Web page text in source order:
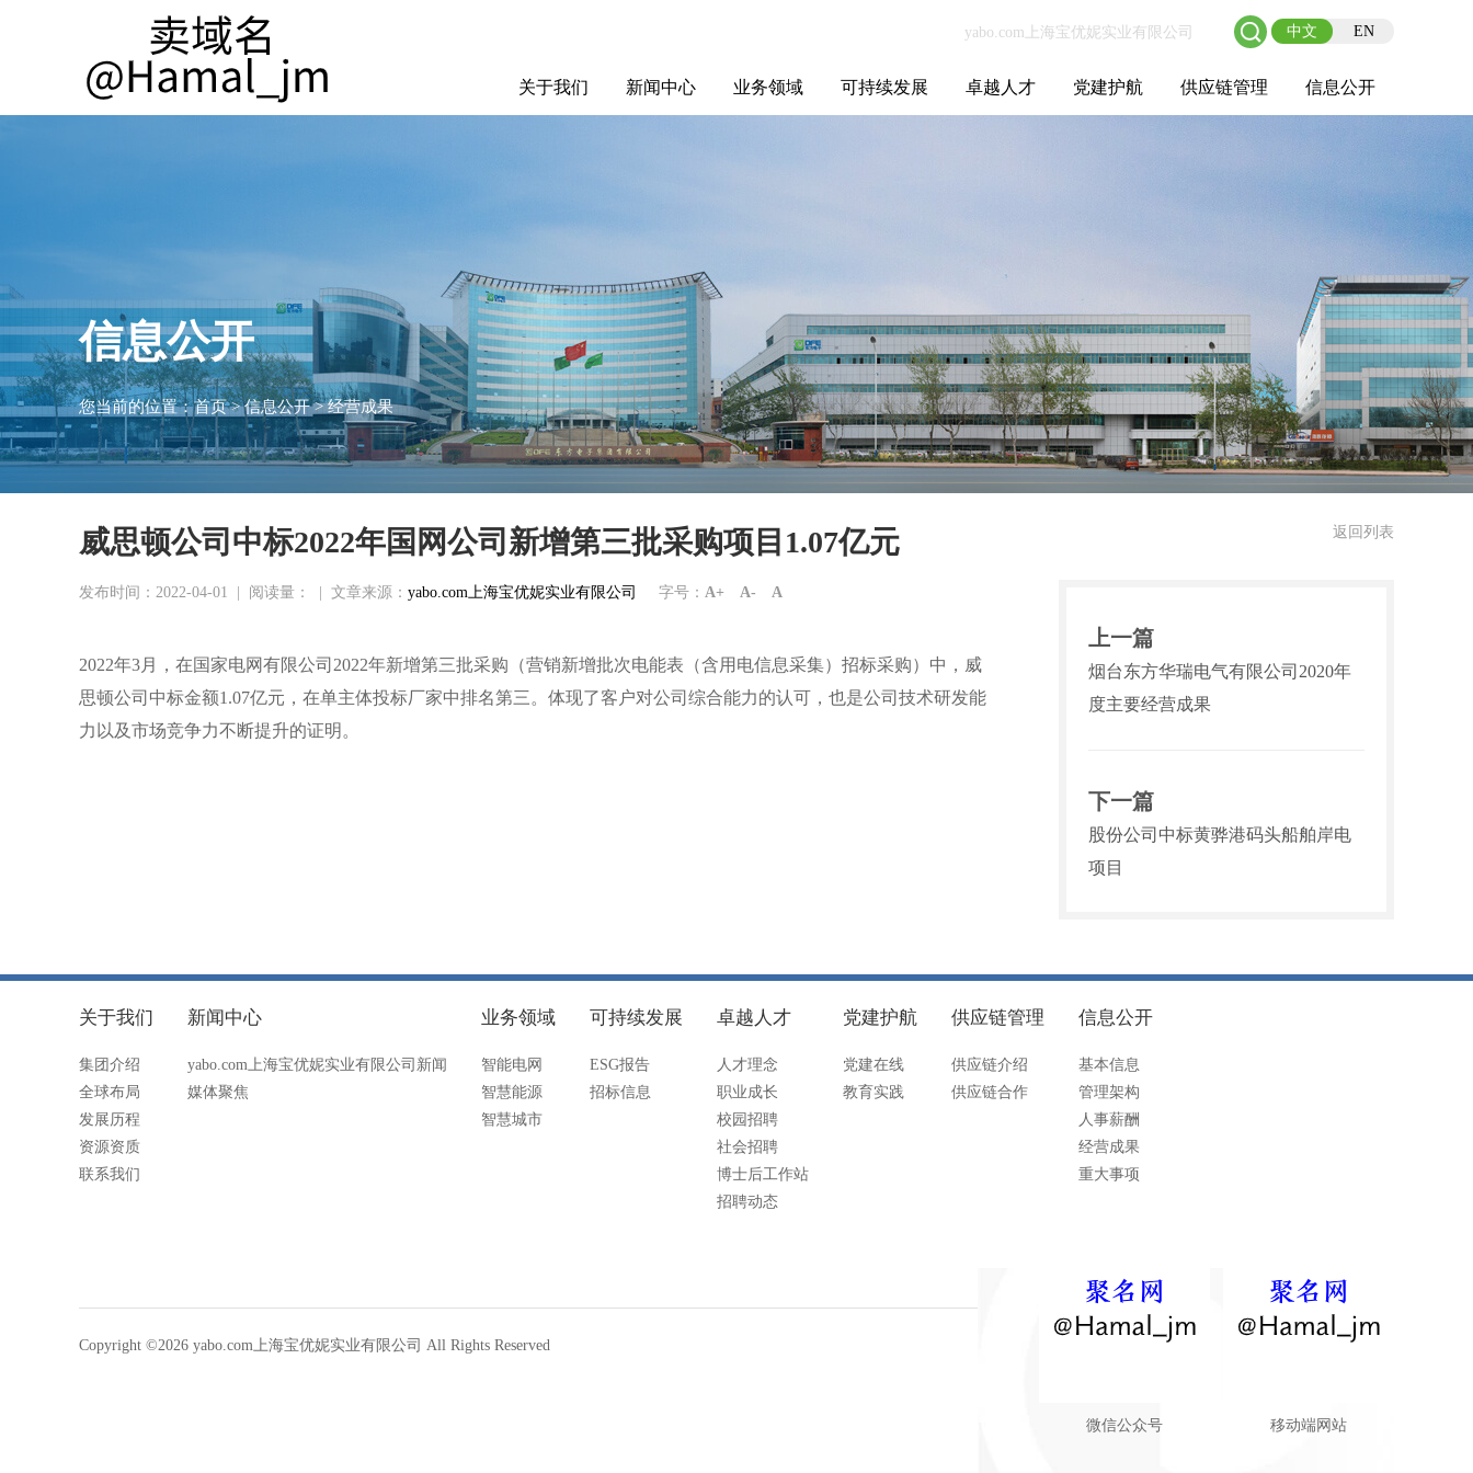
中文 EN
关于我们 新闻中心 业务领域 可持续发展 卓越人才 党建护航 供应链管理 信息公开
信息公开
您当前的位置：首页>信息公开>经营成果
威思顿公司中标2022年国网公司新增第三批采购项目1.07亿元
发布时间：2022-04-01 阅读量： 文章来源： yabo.com上海宝优妮实业有限公司 字号： A+ A- A
2022年3月，在国家电网有限公司2022年新增第三批采购（营销新增批次电能表（含用电信息采集）招标采购）中，威
思顿公司中标金额1.07亿元，在单主体投标厂家中排名第三。体现了客户对公司综合能力的认可，也是公司技术研发能
力以及市场竞争力不断提升的证明。
返回列表
上一篇
烟台东方华瑞电气有限公司2020年
度主要经营成果
下一篇
股份公司中标黄骅港码头船舶岸电
项目
关于我们
集团介绍
全球布局
发展历程
资源资质
联系我们
新闻中心
yabo.com上海宝优妮实业有限公司新闻
媒体聚焦
业务领域
智能电网
智慧能源
智慧城市
可持续发展
ESG报告
招标信息
卓越人才
人才理念
职业成长
校园招聘
社会招聘
博士后工作站
招聘动态
党建护航
党建在线
教育实践
供应链管理
供应链介绍
供应链合作
信息公开
基本信息
管理架构
人事薪酬
经营成果
重大事项
微信公众号 移动端网站
Copyright ©2026 yabo.com上海宝优妮实业有限公司 All Rights Reserved